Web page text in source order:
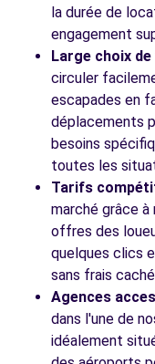
la durée de
engagement
Large choix
circuler
escapades en
déplacements
besoins
toutes les
Tarifs
marché grâce
offres des
quelques clics
sans frais
Agences
dans l'une de
idéalement